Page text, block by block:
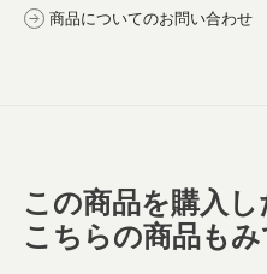
商品についてのお問い合わせ
この商品を購入し
こちらの商品も